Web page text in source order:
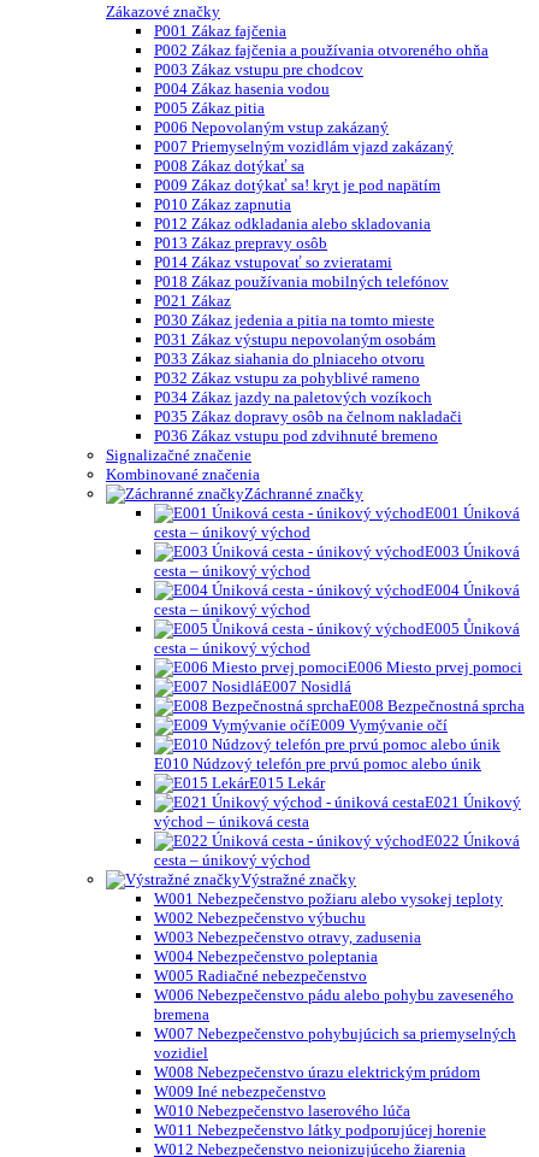
Zákazové značky
P001 Zákaz fajčenia
P002 Zákaz fajčenia a používania otvoreného ohňa
P003 Zákaz vstupu pre chodcov
P004 Zákaz hasenia vodou
P005 Zákaz pitia
P006 Nepovolaným vstup zakázaný
P007 Priemyselným vozidlám vjazd zakázaný
P008 Zákaz dotýkať sa
P009 Zákaz dotýkať sa! kryt je pod napätím
P010 Zákaz zapnutia
P012 Zákaz odkladania alebo skladovania
P013 Zákaz prepravy osôb
P014 Zákaz vstupovať so zvieratami
P018 Zákaz používania mobilných telefónov
P021 Zákaz
P030 Zákaz jedenia a pitia na tomto mieste
P031 Zákaz výstupu nepovolaným osobám
P033 Zákaz siahania do plniaceho otvoru
P032 Zákaz vstupu za pohyblivé rameno
P034 Zákaz jazdy na paletových vozíkoch
P035 Zákaz dopravy osôb na čelnom nakladači
P036 Zákaz vstupu pod zdvihnuté bremeno
Signalizačné značenie
Kombinované značenia
Záchranné značky
E001 Úniková
cesta – únikový východ
E003 Úniková
cesta – únikový východ
E004 Úniková
cesta – únikový východ
E005 Ůniková
cesta – únikový východ
E006 Miesto prvej pomoci
E007 Nosidlá
E008 Bezpečnostná sprcha
E009 Vymývanie očí
E010 Núdzový telefón pre prvú pomoc alebo únik
E015 Lekár
E021 Únikový
východ – úniková cesta
E022 Úniková
cesta – únikový východ
Výstražné značky
W001 Nebezpečenstvo požiaru alebo vysokej teploty
W002 Nebezpečenstvo výbuchu
W003 Nebezpečenstvo otravy, zadusenia
W004 Nebezpečenstvo poleptania
W005 Radiačné nebezpečenstvo
W006 Nebezpečenstvo pádu alebo pohybu zaveseného
bremena
W007 Nebezpečenstvo pohybujúcich sa priemyselných
vozidiel
W008 Nebezpečenstvo úrazu elektrickým prúdom
W009 Iné nebezpečenstvo
W010 Nebezpečenstvo laserového lúča
W011 Nebezpečenstvo látky podporujúcej horenie
W012 Nebezpečenstvo neionizujúceho žiarenia